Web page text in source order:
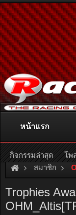
ติดต่อลงโฆษณา
หรืออ่
สมาชิก
Trophies
หน้าแรก
กิจกรรมล่าสุด โพ